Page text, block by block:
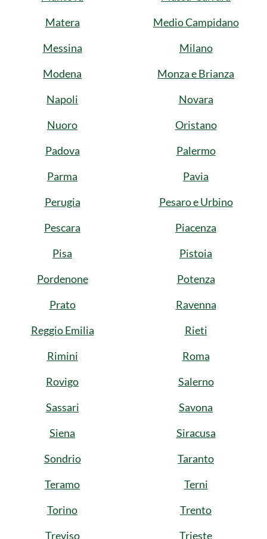
Matera
Medio Campidano
Messina
Milano
Modena
Monza e Brianza
Napoli
Novara
Nuoro
Oristano
Padova
Palermo
Parma
Pavia
Perugia
Pesaro e Urbino
Pescara
Piacenza
Pisa
Pistoia
Pordenone
Potenza
Prato
Ravenna
Reggio Emilia
Rieti
Rimini
Roma
Rovigo
Salerno
Sassari
Savona
Siena
Siracusa
Sondrio
Taranto
Teramo
Terni
Torino
Trento
Treviso
Trieste